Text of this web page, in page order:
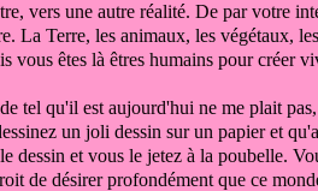
vers une autre réalité. De par votre
La Terre, les animaux, les végétaux, les
vous êtes là êtres humains pour créer
tel qu'il est aujourd'hui ne me plait
un joli dessin sur un papier et
dessin et vous le jetez à la poubelle.
de désirer profondément que ce